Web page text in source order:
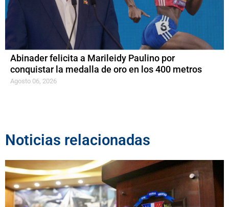
Abinader felicita a Marileidy Paulino por
conquistar la medalla de oro en los 400 metros
Agosto 06, 2026
Noticias relacionadas